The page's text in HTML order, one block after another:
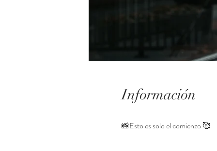
Información
-
📸Esto es solo el comienzo 🥰